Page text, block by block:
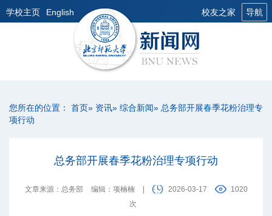
学校主页 English 校友之家 导航
您所在的位置： 首页» 资讯» 综合新闻» 总务部开展春季花粉治理专
项行动
总务部开展春季花粉治理专项行动
文章来源：总务部 编辑：项楠楠 2026-03-17
1020
次